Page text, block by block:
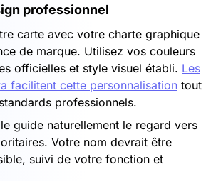
professionnel
carte avec votre charte graphique
de marque. Utilisez vos couleurs
officielles et style visuel établi. Les
facilitent cette personnalisation tout
professionnels.
guide naturellement le regard vers
Votre nom devrait être
suivi de votre fonction et